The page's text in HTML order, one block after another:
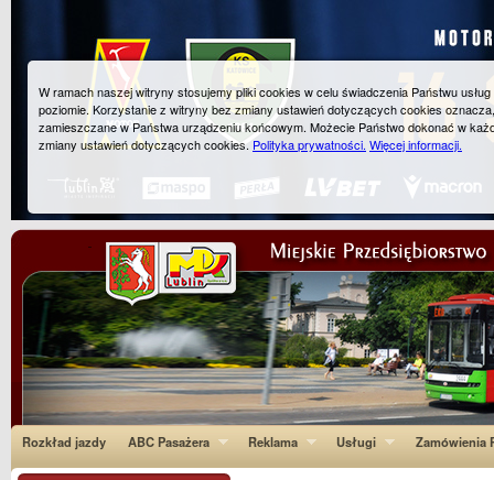
Rozkład jazdy ABC Pasażera Reklama Usługi Zamówienia
W ramach naszej witryny stosujemy pliki cookies w celu świadczenia Państwu
poziomie. Korzystanie z witryny bez zmiany ustawień dotyczących cookies
zamieszczane w Państwa urządzeniu końcowym. Możecie Państwo dokonać w
zmiany ustawień dotyczących cookies.Polityka prywatności. Więcej informacji.